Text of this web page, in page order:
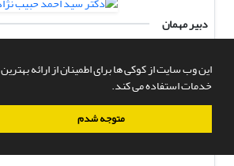
این وب سایت از کوکی ها برای اطمینان از ارائه بهترین
خدمات استفاده می کند.
متوجه شدم
دبیر مهمان
دکتر سید احمد حبیب نژاد
حقوق عمومی
دانشیاردانشگاه تهران پردیس فارابی